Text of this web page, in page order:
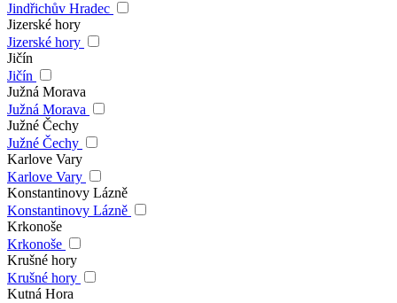
Jindřichův Hradec
Jizerské hory
Jizerské hory
Jičín
Jičín
Južná Morava
Južná Morava
Južné Čechy
Južné Čechy
Karlove Vary
Karlove Vary
Konstantinovy Lázně
Konstantinovy Lázně
Krkonoše
Krkonoše
Krušné hory
Krušné hory
Kutná Hora